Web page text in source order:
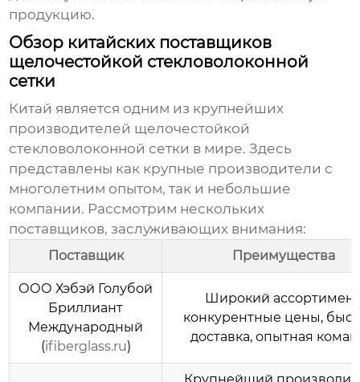
продукцию.
Обзор китайских поставщиков
щелочестойкой стекловолоконной
сетки
Китай является одним из крупнейших
производителей щелочестойкой
стекловолоконной сетки в мире. Здесь
представлены как крупные производители с
многолетним опытом, так и небольшие
компании. Рассмотрим нескольких
поставщиков, заслуживающих внимания:
Поставщик Преимущества
ООО Хэбэй Голубой
Бриллиант
Международный
(ifiberglass.ru)
Широкий
конкурентные цены,
доставка, опытная